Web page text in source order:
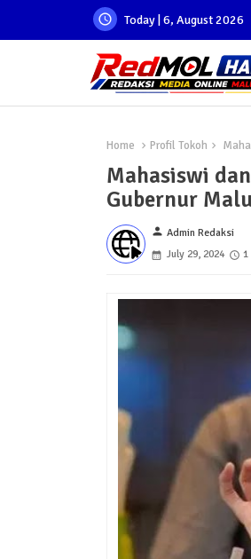
Today | 6, August 2026
Home Profil Tokoh
Mahasiswi
Gubernur
person Admin Redaksi
July 29, 2024